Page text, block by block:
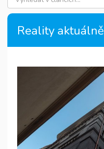
Reality aktuálně